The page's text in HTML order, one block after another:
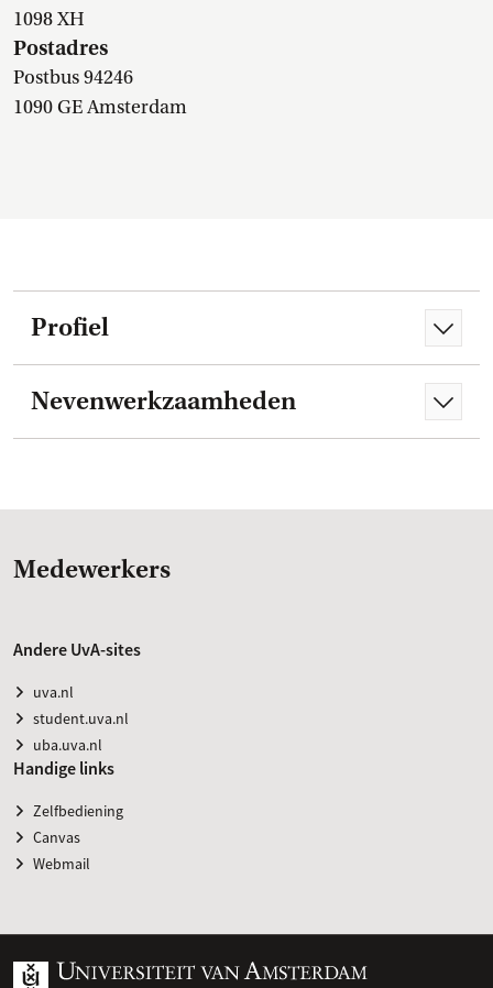
1098 XH
Postadres
Postbus 94246
1090 GE Amsterdam
Profiel
Nevenwerkzaamheden
Medewerkers
Andere UvA-sites
uva.nl
student.uva.nl
uba.uva.nl
Handige links
Zelfbediening
Canvas
Webmail